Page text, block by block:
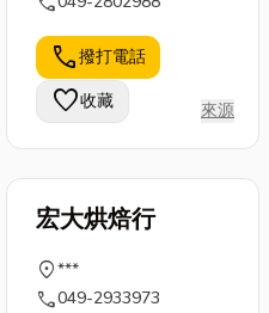
call撥打電話
favorite收藏 來源
宏大烘焙行
location_on***
call049-2933973